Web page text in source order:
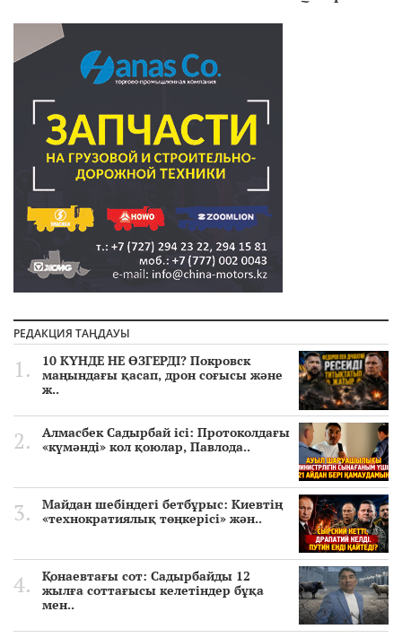
РЕДАКЦИЯ ТАҢДАУЫ
10 КҮНДЕ НЕ ӨЗГЕРДІ? Покровск
маңындағы қасап, дрон соғысы және
ж..
Алмасбек Садырбай ісі: Протоколдағы
«күмәнді» кол қоюлар, Павлода..
Майдан шебіндегі бетбұрыс: Киевтің
«технократиялық төңкерісі» жән..
Қонаевтағы сот: Садырбайды 12
жылға соттағысы келетіндер бұқа
мен..